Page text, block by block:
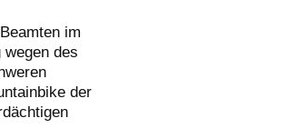
im
wegen des
der